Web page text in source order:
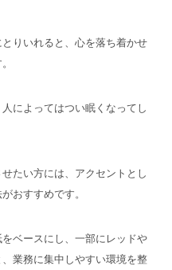
りいれると、心を落ち着かせ
によってはつい眠くなってし
たい方には、アクセントとし
おすすめです。
ベースにし、一部にレッドや
業務に集中しやすい環境を整